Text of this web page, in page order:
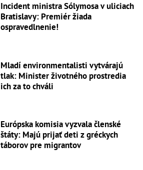
Incident ministra Sólymosa v uliciach
Bratislavy: Premiér žiada
ospravedlnenie!
Mladí environmentalisti vytvárajú
tlak: Minister životného prostredia
ich za to chváli
Európska komisia vyzvala členské
štáty: Majú prijať deti z gréckych
táborov pre migrantov